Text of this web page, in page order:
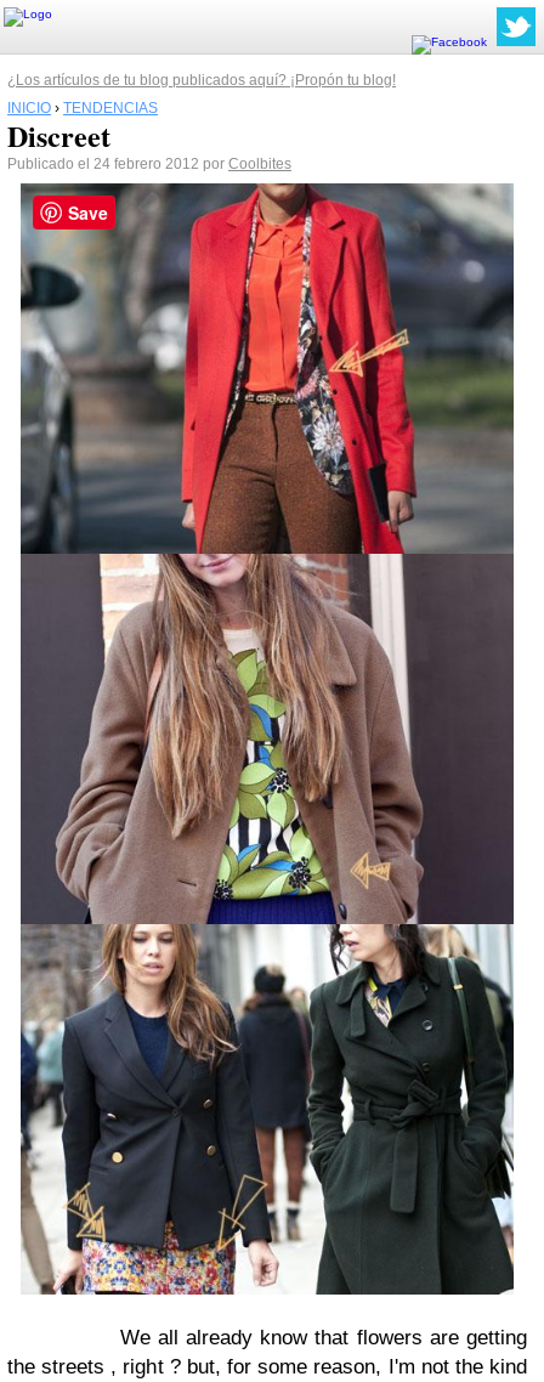
¿Los artículos de tu blog publicados aquí? ¡Propón tu blog!
INICIO › TENDENCIAS
Discreet
Publicado el 24 febrero 2012 por Coolbites
We all already know that flowers are getting
the streets , right ? but, for some reason, I'm not the kind
Save